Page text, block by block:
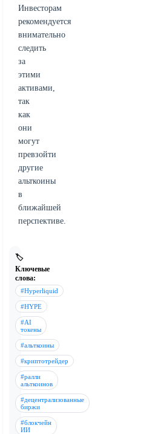
Инвесторам
рекомендуется
внимательно
следить
за
этими
активами,
так
как
они
могут
превзойти
другие
альткоины
в
ближайшей
перспективе.
🏷️
Ключевые
слова:
#Hyperliquid
#HYPE
#AI
токены
#альткоины
#криптотрейдер
#ралли
альткоинов
#децентрализованные
биржи
#блокчейн
ИИ